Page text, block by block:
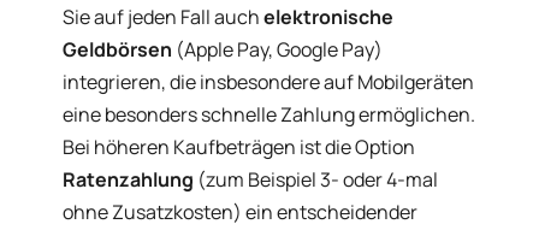
Sie auf jeden Fall auchelektronische
Geldbörsen (Apple Pay, Google Pay)
integrieren, die insbesondere auf Mobilgeräten
eine besonders schnelle Zahlung ermöglichen.
Bei höheren Kaufbeträgen ist die Option
Ratenzahlung (zum Beispiel 3- oder 4-mal
ohne Zusatzkosten) ein entscheidender